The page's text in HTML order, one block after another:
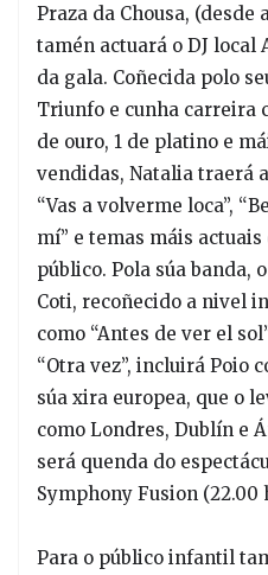
Praza da Chousa, (desde
tamén actuará o DJ
da gala. Coñecida polo
Triunfo e cunha carreira
de ouro, 1 de platino e
vendidas, Natalia traerá
“Vas a volverme loca”,
mí” e temas máis
público. Pola súa banda,
Coti, recoñecido a nivel
como “Antes de ver el
“Otra vez”, incluirá Poio
súa xira europea, que o
como Londres, Dublín e
será quenda do
Symphony Fusion (22.00
Para o público infantil